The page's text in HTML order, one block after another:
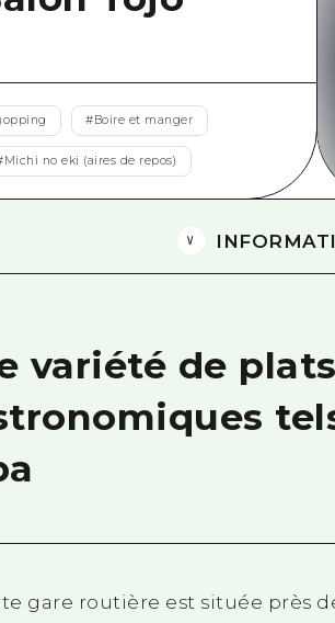
#Boire et manger
Michi no eki (aires de repos)
variété de plats
gare routière est située près